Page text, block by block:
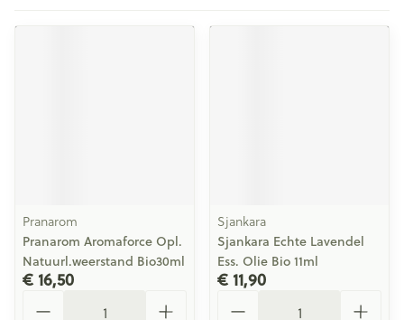
Pranarom
Pranarom Aromaforce Opl.
Natuurl.weerstand Bio30ml
€ 16,50
Sjankara
Sjankara Echte Lavendel
Ess. Olie Bio 11ml
€ 11,90